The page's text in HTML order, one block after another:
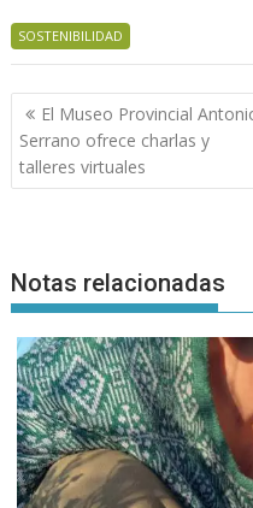
SOSTENIBILIDAD
Navegación
de
entradas
El Museo Provincial
Serrano ofrece charlas y
talleres virtuales
Notas relacionadas